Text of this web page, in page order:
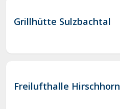
Grillhütte Sulzbachtal
Freilufthalle Hirschhorn